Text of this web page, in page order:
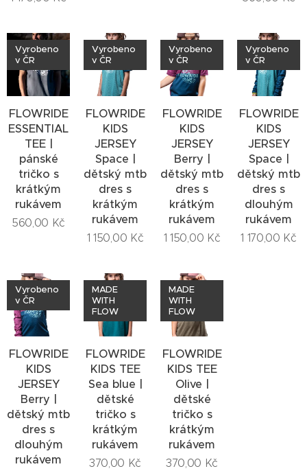
FLOWRIDE
ESSENTIAL
TEE |
pánské
tričko s
krátkým
rukávem
Vyrobeno
v ČR
560,00 Kč
FLOWRIDE
KIDS
JERSEY
Space |
dětský mtb
dres s
krátkým
rukávem
Vyrobeno
v ČR
1 150,00 Kč
FLOWRIDE
KIDS
JERSEY
Berry |
dětský mtb
dres s
krátkým
rukávem
Vyrobeno
v ČR
1 150,00 Kč
FLOWRIDE
KIDS
JERSEY
Space |
dětský mtb
dres s
dlouhým
rukávem
Vyrobeno
v ČR
1 170,00 Kč
FLOWRIDE
KIDS
JERSEY
Berry |
dětský mtb
dres s
dlouhým
rukávem
Vyrobeno
v ČR
FLOWRIDE
KIDS TEE
Sea blue |
dětské
tričko s
krátkým
rukávem
MADE
WITH
FLOW
370,00 Kč
FLOWRIDE
KIDS TEE
Olive |
dětské
tričko s
krátkým
rukávem
MADE
WITH
FLOW
370,00 Kč